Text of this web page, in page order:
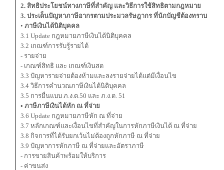
2. สิทธิประโยชน์ทางภาษีที่สำคัญ และวิธีการใช้สิทธิตามกฎหมาย
3. ประเด็นปัญหาภาษีอากรตามประมวลรัษฎากร ที่นักบัญชีต้องทราบ
• ภาษีเงินได้นิติบุคคล
3.1 Update กฎหมายภาษีเงินได้นิติบุคคล
3.2 เกณฑ์การรับรู้รายได้
- รายจ่าย
- เกณฑ์สิทธิ และ เกณฑ์เงินสด
3.3 ปัญหารายจ่ายต้องห้ามและลงรายจ่ายได้แต่มีเงื่อนไข
3.4 วิธีการคำนวณภาษีเงินได้นิติบุคคล
3.5 การยื่นแบบ ภ.ง.ด.50 และ ภ.ง.ด. 51
• ภาษีภาษีเงินได้หัก ณ ที่จ่าย
3.6 Update กฎหมายภาษีหัก ณ ที่จ่าย
3.7 หลักเกณฑ์และเงื่อนไขที่สำคัญในการหักภาษีเงินได้ ณ ที่จ่าย
3.8 กิจการที่ได้รับยกเว้นไม่ต้องถูกหักภาษี ณ ที่จ่าย
3.9 ปัญหาการหักภาษี ณ ที่จ่ายและอัตราภาษี
- การขายสินค้าพร้อมให้บริการ
- ค่าขนส่ง